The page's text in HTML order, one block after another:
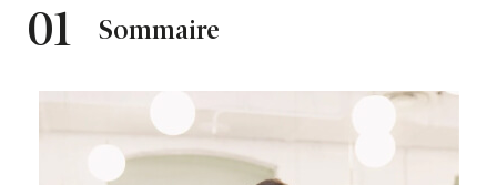
01 Sommaire